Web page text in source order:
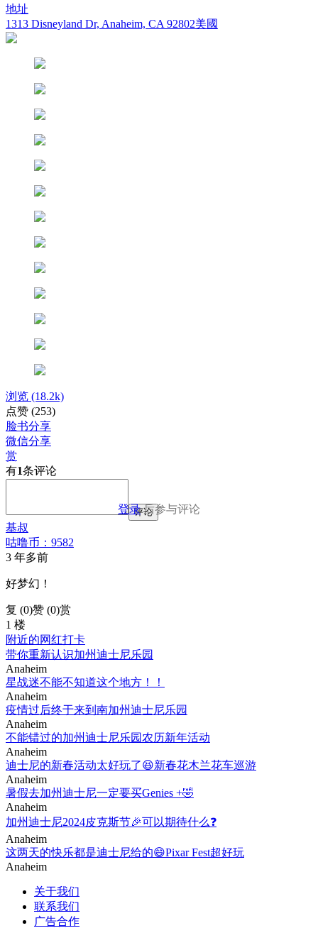
地址
1313 Disneyland Dr, Anaheim, CA 92802美國
浏览 (18.2k)
点赞 (253)
脸书分享
微信分享
赏
有1条评论
登录后参与评论
评论
基叔
咕噜币：9582
3 年多前
好梦幻！
复 (0)赞 (0)赏
1 楼
附近的网红打卡
带你重新认识加州迪士尼乐园
Anaheim
星战迷不能不知道这个地方！！
Anaheim
疫情过后终于来到南加州迪士尼乐园
Anaheim
不能错过的加州迪士尼乐园农历新年活动
Anaheim
迪士尼的新春活动太好玩了😆新春花木兰花车巡游
Anaheim
暑假去加州迪士尼一定要买Genies +🤣
Anaheim
加州迪士尼2024皮克斯节🎉可以期待什么❓
Anaheim
这两天的快乐都是迪士尼给的😄Pixar Fest超好玩
Anaheim
关于我们
联系我们
广告合作